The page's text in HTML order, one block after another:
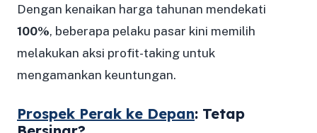
Dengan kenaikan harga tahunan mendekati
100%, beberapa pelaku pasar kini memilih
melakukan aksi profit-taking untuk
mengamankan keuntungan.
Prospek Perak ke Depan: Tetap